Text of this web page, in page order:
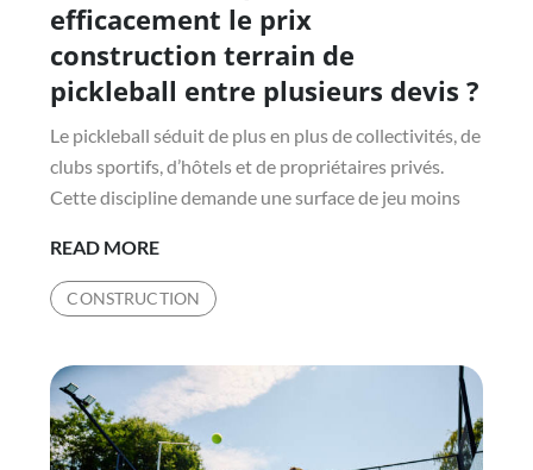
efficacement le prix
construction terrain de
pickleball entre plusieurs devis ?
Le pickleball séduit de plus en plus de collectivités, de
clubs sportifs, d’hôtels et de propriétaires privés.
Cette discipline demande une surface de jeu moins
READ MORECOMMENT
COMPARER
EFFICACEMENT
PRIX
CONSTRUCTION
TERRAIN
DE
CONSTRUCTION